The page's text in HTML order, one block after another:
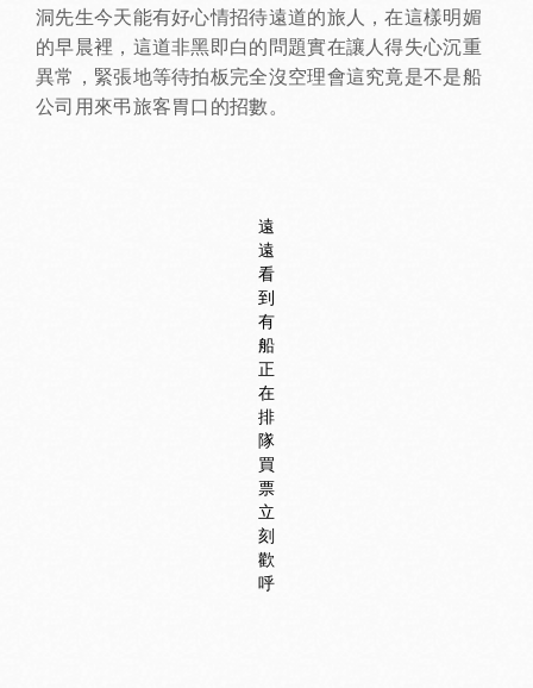
洞先生今天能有好心情招待遠道的旅人，在這樣明媚
的早晨裡，這道非黑即白的問題實在讓人得失心沉重
異常，緊張地等待拍板完全沒空理會這究竟是不是船
公司用來弔旅客胃口的招數。
遠
遠
看
到
有
船
正
在
排
隊
買
票
立
刻
歡
呼